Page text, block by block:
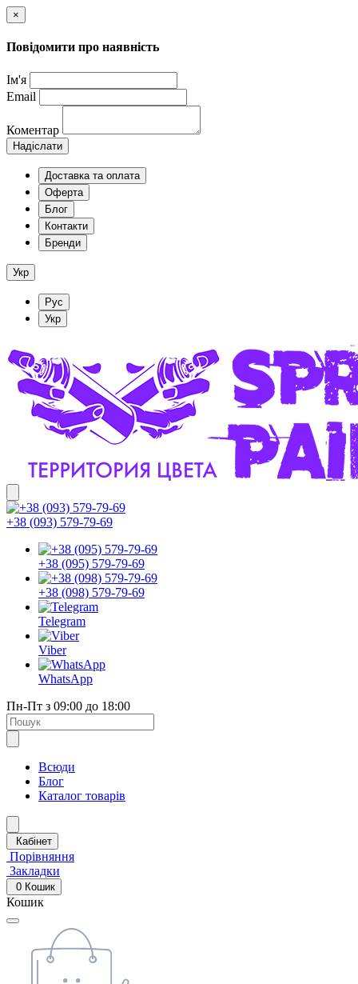
×
Повідомити про наявність
Ім'я
Email
Коментар
Надіслати
Доставка та оплата
Оферта
Блог
Контакти
Бренди
Укр
Рус
Укр
+38 (093) 579-79-69
+38 (095) 579-79-69
+38 (098) 579-79-69
Telegram
Viber
WhatsApp
Пн-Пт з 09:00 до 18:00
Всюди
Блог
Каталог товарів
Кабінет
Порівняння
Закладки
0 Кошик
Кошик